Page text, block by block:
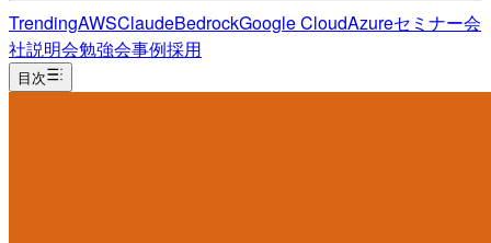
TrendingAWSClaudeBedrockGoogle CloudAzureセミナー会
社説明会勉強会事例採用
目次